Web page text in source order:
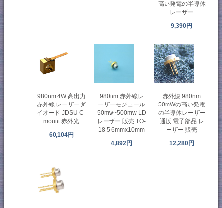
高い発電の半導体
レーザー
9,390円
980nm 4W 高出力
赤外線 レーザーダ
イオード JDSU C-
mount 赤外光
60,104円
980nm 赤外線レ
ーザーモジュール
50mw~500mw LD
レーザー 販売 TO-
18 5.6mmx10mm
4,892円
赤外線 980nm
50mWの高い発電
の半導体レーザー
通販 電子部品 レ
ーザー 販売
12,280円